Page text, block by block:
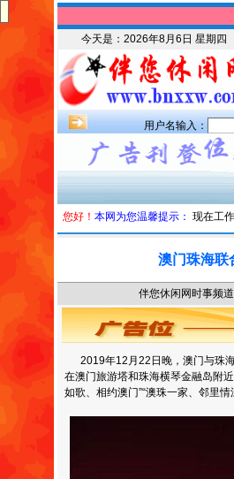
今天是： 2026年8月6日 星期四
用户名输入：
您好！ 本网为您温馨提示： 现在工
澳门珠海联
伴您休闲网时事
2019年12月22日晚，澳门与珠
在澳门旅游塔和珠海横琴金融岛附
如歌、相约澳门”“澳珠一家、邻里